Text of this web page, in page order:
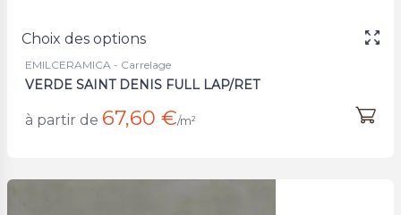
Choix des options
EMILCERAMICA - Carrelage
VERDE SAINT DENIS FULL LAP/RET
à partir de 67,60 €/m²